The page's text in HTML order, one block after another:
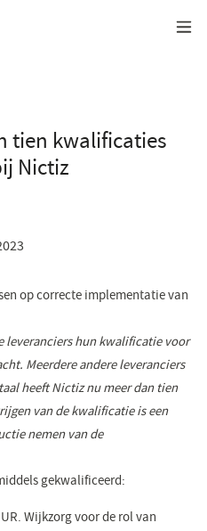
tien kwalificaties
Nictiz
op correcte implementatie van
leveranciers hun kwalificatie voor
Meerdere andere leveranciers
heeft Nictiz nu meer dan tien
van de kwalificatie is een
nemen van de
gekwalificeerd:
Wijkzorg voor de rol van